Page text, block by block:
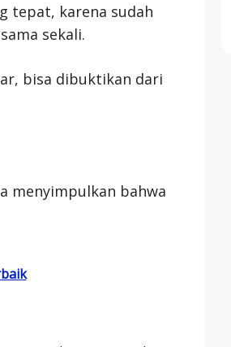
tepat, karena sudah
sekali.
bisa dibuktikan dari
menyimpulkan bahwa